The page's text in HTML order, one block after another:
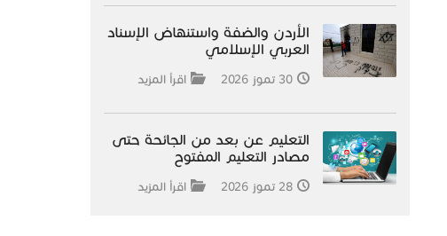
الأردن والضفة واستنهاض الإسناد
العربي الإسلامي
30 تموز 2026 اقرأ المزيد
التعليم عن بعد من الجائحة حتى
مصادر التعليم المفتوح
28 تموز 2026 اقرأ المزيد